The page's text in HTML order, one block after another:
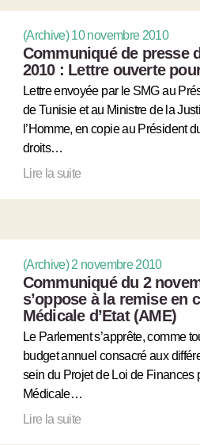
(Archive) 10 novembre 2010
Communiqué de presse
2010 : Lettre ouverte
Lettre envoyée par le SMG au
de Tunisie et au Ministre de la
l’Homme, en copie au Président
droits…
Lire la suite
(Archive) 2 novembre 2010
Communiqué du 2
s’oppose à la remise en
Médicale d’Etat (AME)
Le Parlement s’apprête, comme
budget annuel consacré aux
sein du Projet de Loi de Finances
Médicale…
Lire la suite